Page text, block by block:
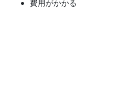
費用がかかる